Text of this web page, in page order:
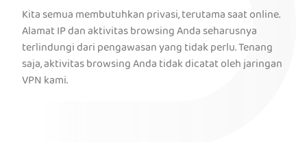
Kita semua membutuhkan privasi, terutama saat online.
Alamat IP dan aktivitas browsing Anda seharusnya
terlindungi dari pengawasan yang tidak perlu. Tenang
saja, aktivitas browsing Anda tidak dicatat oleh jaringan
VPN kami.